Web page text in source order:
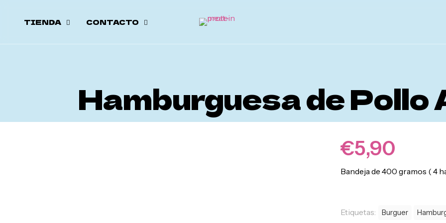
TIENDA CONTACTO
Hamburguesa de
€5,90
Bandeja de 400 gramos ( 4
Etiquetas: Burguer
Hamburguesas